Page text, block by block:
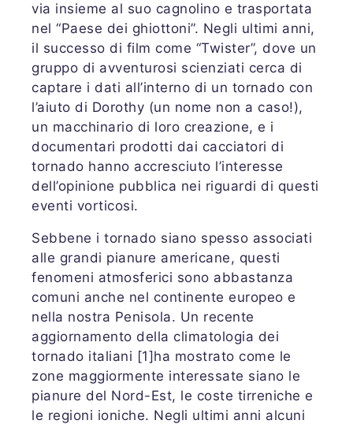
via insieme al suo cagnolino e trasportata
nel “Paese dei ghiottoni”. Negli ultimi anni,
il successo di film come “Twister”, dove un
gruppo di avventurosi scienziati cerca di
captare i dati all’interno di un tornado con
l’aiuto di Dorothy (un nome non a caso!),
un macchinario di loro creazione, e i
documentari prodotti dai cacciatori di
tornado hanno accresciuto l’interesse
dell’opinione pubblica nei riguardi di questi
eventi vorticosi.
Sebbene i tornado siano spesso associati
alle grandi pianure americane, questi
fenomeni atmosferici sono abbastanza
comuni anche nel continente europeo e
nella nostra Penisola. Un recente
aggiornamento della climatologia dei
tornado italiani [1]ha mostrato come le
zone maggiormente interessate siano le
pianure del Nord-Est, le coste tirreniche e
le regioni ioniche. Negli ultimi anni alcuni